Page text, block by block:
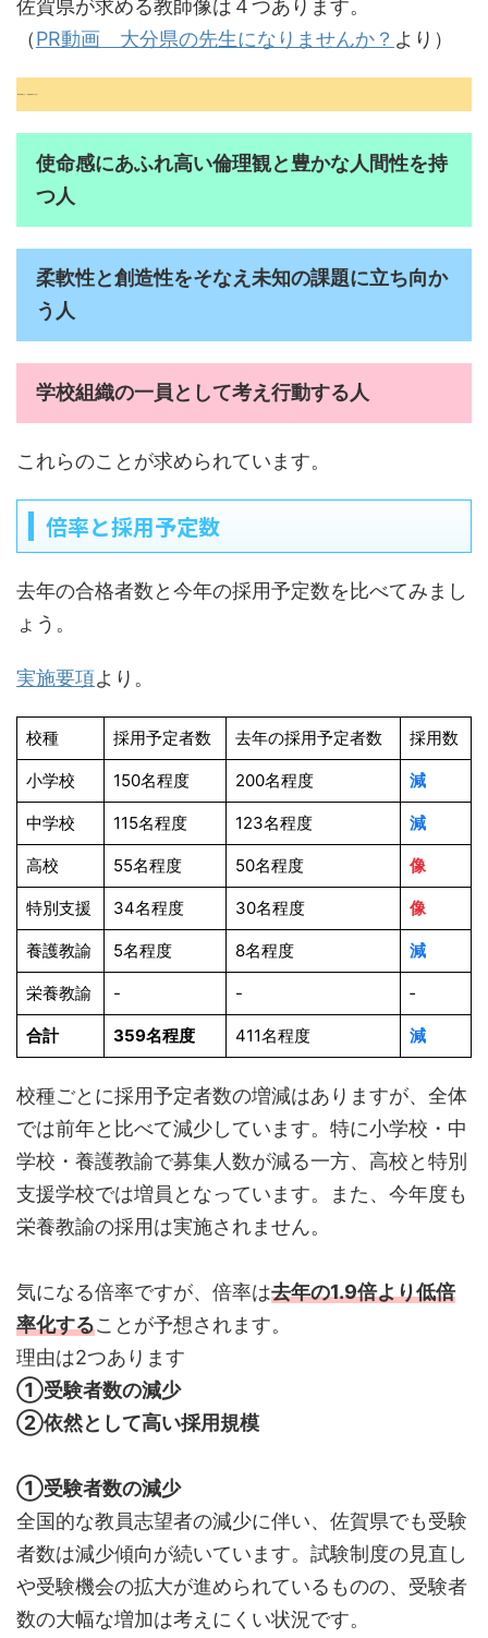
佐賀県が求める教師像は４つあります。
（PR動画 大分県の先生になりませんか？ より）
使命感にあふれ高い倫理観と豊かな人間性を持
つ人
柔軟性と創造性をそなえ未知の課題に立ち向か
う人
学校組織の一員として考え行動する人
これらのことが求められています。
倍率と採用予定数
去年の合格者数と今年の採用予定数を比べてみまし
ょう。
実施要項より。
校種 採用予定者数 去年の採用予定者数 採用数
小学校 150名程度 200名程度 減
中学校 115名程度 123名程度 減
高校 55名程度 50名程度 像
特別支援 34名程度 30名程度 像
養護教諭 5名程度 8名程度 減
栄養教諭 - - ‐
合計 359名程度 411名程度 減
校種ごとに採用予定者数の増減はありますが、全体
では前年と比べて減少しています。特に小学校・中
学校・養護教諭で募集人数が減る一方、高校と特別
支援学校では増員となっています。また、今年度も
栄養教諭の採用は実施されません。
気になる倍率ですが、倍率は去年の1.9倍より低倍
率化することが予想されます。
理由は2つあります
①受験者数の減少
②依然として高い採用規模
①受験者数の減少
全国的な教員志望者の減少に伴い、佐賀県でも受験
者数は減少傾向が続いています。試験制度の見直し
や受験機会の拡大が進められているものの、受験者
数の大幅な増加は考えにくい状況です。